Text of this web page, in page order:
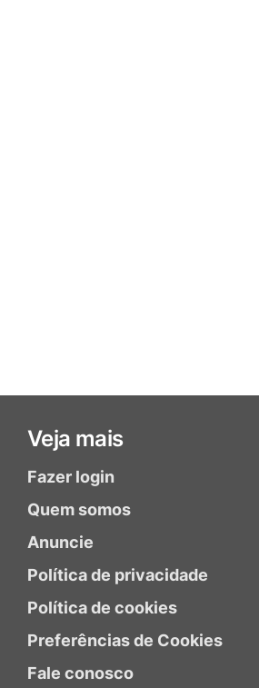
Veja mais
Fazer login
Quem somos
Anuncie
Política de privacidade
Política de cookies
Preferências de Cookies
Fale conosco